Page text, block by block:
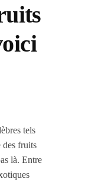
tels
des fruits
là. Entre